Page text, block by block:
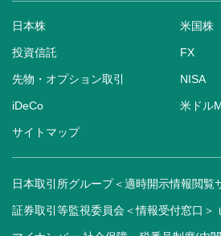
日本株 米国株
投資信託 FX
先物・オプション取引 NISA
iDeCo 米ドル
サイトマップ
日本取引所グループ＜適時開示情報閲覧
証券取引等監視委員会＜情報受付窓口＞